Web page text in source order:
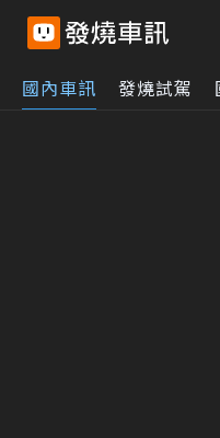
國內車訊 發燒試駕